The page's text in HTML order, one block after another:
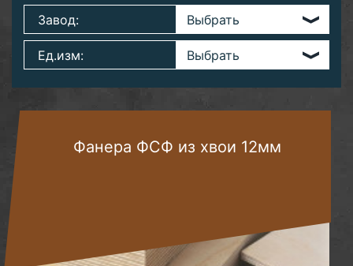
Завод:
Ед.изм:
Фанера ФСФ из хвои 12мм